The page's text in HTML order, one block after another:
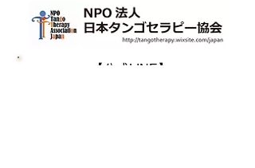
​【公式LINE】